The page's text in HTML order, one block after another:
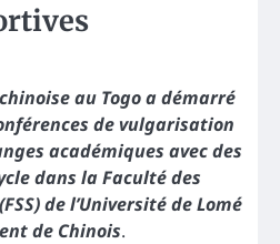
au Togo a démarré
de vulgarisation
académiques avec des
dans la Faculté des
de l’Université de Lomé
de Chinois.